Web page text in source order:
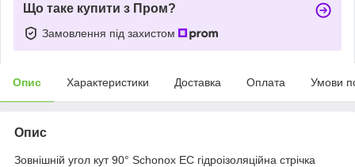
Що таке купити з Пром?
Замовлення під захистом
Опис Характеристики Доставка Оплата Умови
Опис
Зовнішній угол кут 90° Schonox EC гідроізоляційна стрічка